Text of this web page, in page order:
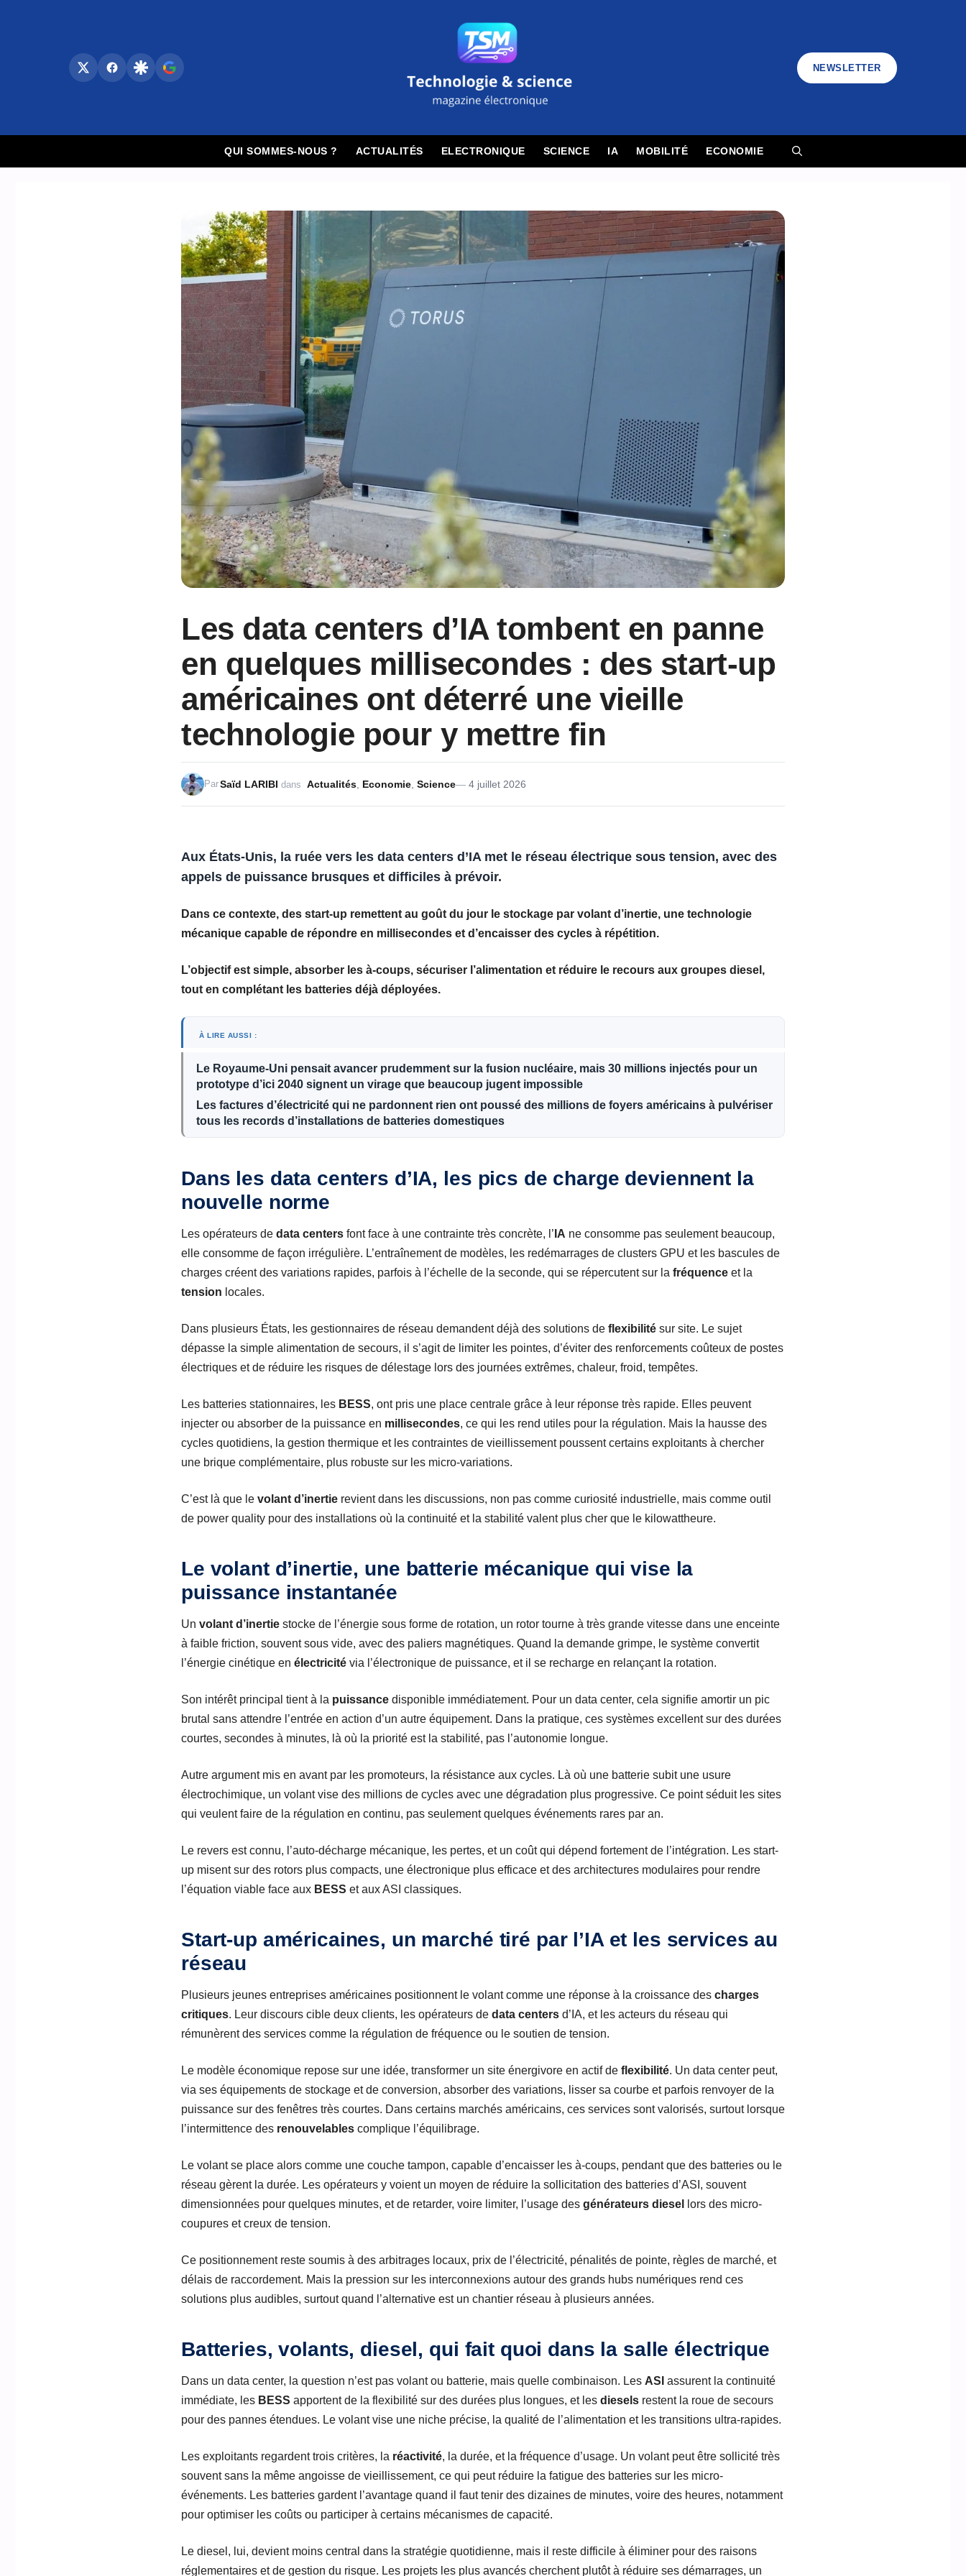
NEWSLETTER
QUI SOMMES-NOUS ? ACTUALITÉS ELECTRONIQUE SCIENCE IA MOBILITÉ ECONOMIE
Les data centers d’IA tombent en panne
en quelques millisecondes : des start-up
américaines ont déterré une vieille
technologie pour y mettre fin
4 juillet 2026
ParSaïd LARIBI dans Actualités Economie Science
Aux États-Unis, la ruée vers les data centers d’IAmet le réseau électrique sous tension, avec des
appels de puissance brusques et difficiles à prévoir.
Dans ce contexte, des start-up remettent au goût du jour le stockage par volant d’inertie, une technologie
mécanique capable de répondre en millisecondes et d’encaisser des cycles à répétition.
L’objectif est simple, absorber les à-coups, sécuriser l’alimentation et réduire le recours aux groupes diesel ,
tout en complétant les batteries déjà déployées.
À LIRE AUSSI :
Le Royaume-Uni pensait avancer prudemment sur la fusion nucléaire, mais 30 millions injectés pour un
prototype d’ici 2040 signent un virage que beaucoup jugent impossible
Les factures d’électricité qui ne pardonnent rien ont poussé des millions de foyers américains à pulvériser
tous les records d’installations de batteries domestiques
Dans les data centers d’IA, les pics de charge deviennent la
nouvelle norme
Les opérateurs de data centers font face à une contrainte très concrète, l’ IA ne consomme pas seulement beaucoup,
elle consomme de façon irrégulière. L’entraînement de modèles, les redémarrages de clusters GPU et les bascules de
charges créent des variations rapides, parfois à l’échelle de la seconde, qui se répercutent sur la fréquence et la
tension locales.
Dans plusieurs États, les gestionnaires de réseau demandent déjà des solutions de flexibilité sur site. Le sujet
dépasse la simple alimentation de secours, il s’agit de limiter les pointes, d’éviter des renforcements coûteux de postes
électriques et de réduire les risques de délestage lors des journées extrêmes, chaleur, froid, tempêtes.
Les batteries stationnaires, les BESS, ont pris une place centrale grâce à leur réponse très rapide. Elles peuvent
injecter ou absorber de la puissance en millisecondes, ce qui les rend utiles pour la régulation. Mais la hausse des
cycles quotidiens, la gestion thermique et les contraintes de vieillissement poussent certains exploitants à chercher
une brique complémentaire, plus robuste sur les micro-variations.
C’est là que le volant d’inertie revient dans les discussions, non pas comme curiosité industrielle, mais comme outil
de power quality pour des installations où la continuité et la stabilité valent plus cher que le kilowattheure.
Le volant d’inertie, une batterie mécanique qui vise la
puissance instantanée
Un volant d’inertie stocke de l’énergie sous forme de rotation, un rotor tourne à très grande vitesse dans une enceinte
à faible friction, souvent sous vide, avec des paliers magnétiques. Quand la demande grimpe, le système convertit
l’énergie cinétique en électricité via l’électronique de puissance, et il se recharge en relançant la rotation.
Son intérêt principal tient à la puissance disponible immédiatement. Pour un data center, cela signifie amortir un pic
brutal sans attendre l’entrée en action d’un autre équipement. Dans la pratique, ces systèmes excellent sur des durées
courtes, secondes à minutes, là où la priorité est la stabilité, pas l’autonomie longue.
Autre argument mis en avant par les promoteurs, la résistance aux cycles. Là où une batterie subit une usure
électrochimique, un volant vise des millions de cycles avec une dégradation plus progressive. Ce point séduit les sites
qui veulent faire de la régulation en continu, pas seulement quelques événements rares par an.
Le revers est connu, l’auto-décharge mécanique, les pertes, et un coût qui dépend fortement de l’intégration. Les start-
up misent sur des rotors plus compacts, une électronique plus efficace et des architectures modulaires pour rendre
l’équation viable face aux BESS et aux ASI classiques.
Start-up américaines, un marché tiré par l’IA et les services au
réseau
Plusieurs jeunes entreprises américaines positionnent le volant comme une réponse à la croissance des charges
critiques. Leur discours cible deux clients, les opérateurs de data centers d’IA, et les acteurs du réseau qui
rémunèrent des services comme la régulation de fréquence ou le soutien de tension.
Le modèle économique repose sur une idée, transformer un site énergivore en actif de flexibilité. Un data center peut,
via ses équipements de stockage et de conversion, absorber des variations, lisser sa courbe et parfois renvoyer de la
puissance sur des fenêtres très courtes. Dans certains marchés américains, ces services sont valorisés, surtout lorsque
l’intermittence des renouvelables complique l’équilibrage.
Le volant se place alors comme une couche tampon, capable d’encaisser les à-coups, pendant que des batteries ou le
réseau gèrent la durée. Les opérateurs y voient un moyen de réduire la sollicitation des batteries d’ASI, souvent
dimensionnées pour quelques minutes, et de retarder, voire limiter, l’usage des générateurs diesel
lors des micro-
coupures et creux de tension.
Ce positionnement reste soumis à des arbitrages locaux, prix de l’électricité, pénalités de pointe, règles de marché, et
délais de raccordement. Mais la pression sur les interconnexions autour des grands hubs numériques rend ces
solutions plus audibles, surtout quand l’alternative est un chantier réseau à plusieurs années.
Batteries, volants, diesel, qui fait quoi dans la salle électrique
Dans un data center, la question n’est pas volant ou batterie, mais quelle combinaison. Les ASI assurent la continuité
immédiate, les BESS apportent de la flexibilité sur des durées plus longues, et les diesels restent la roue de secours
pour des pannes étendues. Le volant vise une niche précise, la qualité de l’alimentation et les transitions ultra-rapides.
Les exploitants regardent trois critères, la réactivité, la durée, et la fréquence d’usage. Un volant peut être sollicité très
souvent sans la même angoisse de vieillissement, ce qui peut réduire la fatigue des batteries sur les micro-
événements. Les batteries gardent l’avantage quand il faut tenir des dizaines de minutes, voire des heures, notamment
pour optimiser les coûts ou participer à certains mécanismes de capacité.
Le diesel, lui, devient moins central dans la stratégie quotidienne, mais il reste difficile à éliminer pour des raisons
réglementaires et de gestion du risque. Les projets les plus avancés cherchent plutôt à réduire ses démarrages, un